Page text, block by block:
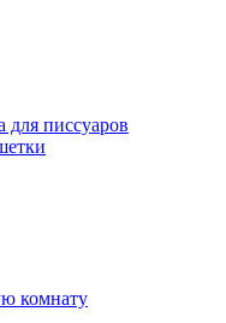
писсуаров
комнату